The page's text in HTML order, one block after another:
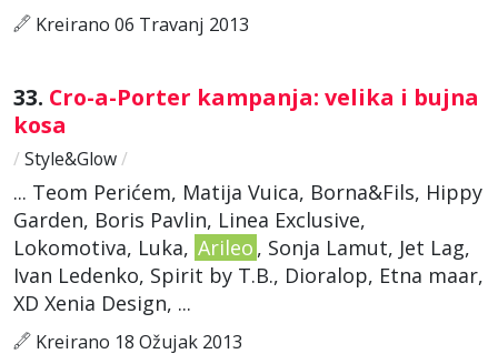
Kreirano 06 Travanj 2013
33. Cro-a-Porter kampanja: velika i bujna
kosa
/ Style&Glow/
... Teom Perićem, Matija Vuica, Borna&Fils, Hippy
Garden, Boris Pavlin, Linea Exclusive,
Lokomotiva, Luka, Arileo , Sonja Lamut, Jet Lag,
Ivan Ledenko, Spirit by T.B., Dioralop, Etna maar,
XD Xenia Design, ...
Kreirano 18 Ožujak 2013